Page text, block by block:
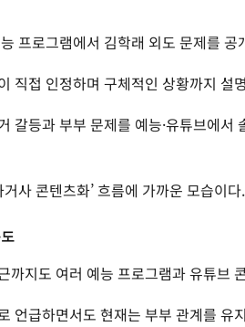
프로그램에서 김학래 외도 문제를
직접 인정하며 구체적인 상황까지 설
갈등과 부부 문제를 예능·유튜브에서
사 콘텐츠화’ 흐름에 가까운 모습이다.
까지도 여러 예능 프로그램과 유튜브
언급하면서도 현재는 부부 관계를 유